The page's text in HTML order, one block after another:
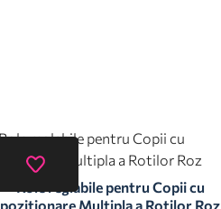
Role reglabile pentru Copii cu
pozitionare Multipla a Rotilor Roz